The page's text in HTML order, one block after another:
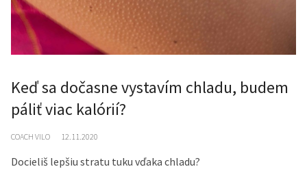
Keď sa dočasne vystavím chladu, budem
páliť viac kalórií?
COACH VILO 12.11.2020
Docieliš lepšiu stratu tuku vďaka chladu?